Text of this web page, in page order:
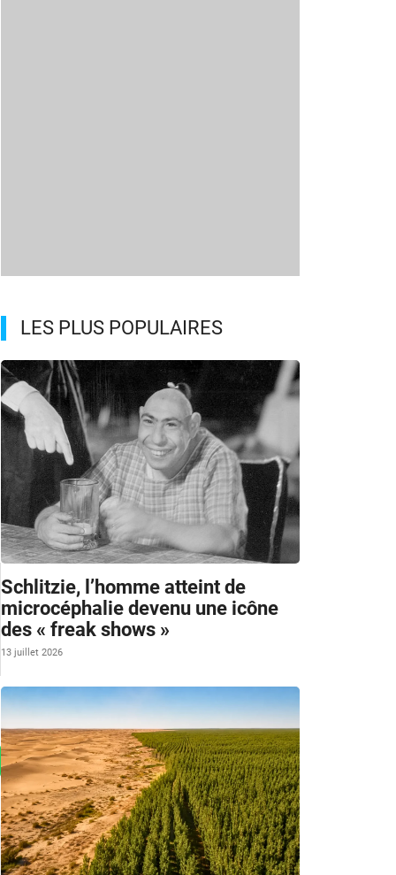
LES PLUS POPULAIRES
Schlitzie, l’homme atteint de
microcéphalie devenu une icône
des « freak shows »
13 juillet 2026